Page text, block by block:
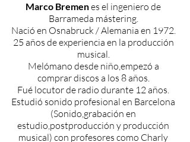
Marco Bremenes el ingeniero de
Barrameda mástering.
Nació en Osnabruck / Alemania en 1972.
25 años de experiencia en la producción
musical.
Melómano desde niño,empezó a
comprar discos a los 8 años.
Fué locutor de radio durante 12 años.
Estudió sonido profesional en Barcelona
(Sonido,grabación en
estudio,postproducción y producción
musical) con profesores como Charly